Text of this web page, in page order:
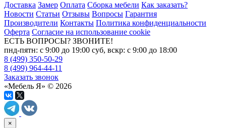
Доставка Замер Оплата Сборка мебели Как заказать?
Новости Статьи Отзывы Вопросы Гарантия
Производители Контакты Политика конфиденциальности
Оферта Согласие на использование cookie
ЕСТЬ ВОПРОСЫ? ЗВОНИТЕ!
пнд-пятн: с 9:00 до 19:00 суб, вскр: с 9:00 до 18:00
8 (499) 350-50-29
8 (499) 964-44-11
Заказать звонок
«Мебель Я» © 2026
×